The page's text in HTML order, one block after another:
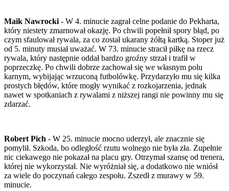
Maik Nawrocki - W 4. minucie zagrał celne podanie do Pekharta,
który niestety zmarnował okazję. Po chwili popełnił spory błąd, po
czym sfaulował rywala, za co został ukarany żółtą kartką. Stoper już
od 5. minuty musiał uważać. W 73. minucie stracił piłkę na rzecz
rywala, który następnie oddał bardzo groźny strzał i trafił w
poprzeczkę. Po chwili dobrze zachował się we własnym polu
karnym, wybijając wrzuconą futbolówkę. Przydarzyło mu się kilka
prostych błędów, które mogły wynikać z rozkojarzenia, jednak
nawet w spotkaniach z rywalami z niższej rangi nie powinny mu się
zdarzać.
Robert Pich - W 25. minucie mocno uderzył, ale znacznie się
pomylił. Szkoda, bo odległość rzutu wolnego nie była zła. Zupełnie
nic ciekawego nie pokazał na placu gry. Otrzymał szansę od trenera,
której nie wykorzystał. Nie wyróżniał się, a dodatkowo nie wniósł
za wiele do poczynań całego zespołu. Zszedł z murawy w 59.
minucie.